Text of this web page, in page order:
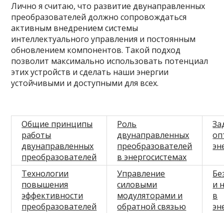
Лично я считаю, что развитие двунаправленных
преобразователей должно сопровождаться
активным внедрением системы
интеллектуального управления и постоянным
обновлением компонентов. Такой подход
позволит максимально использовать потенциал
этих устройств и сделать наши энергии
устойчивыми и доступными для всех.
Общие принципы
работы
двунаправленных
преобразователей
Роль
двунаправленных
преобразователей
в энергосистемах
Технологии
повышения
эффективности
преобразователей
Управление
силовыми
модуляторами и
обратной связью
и
в